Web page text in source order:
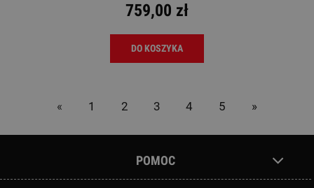
759,00 zł
DO KOSZYKA
« 1 2 3 4 5 »
POMOC